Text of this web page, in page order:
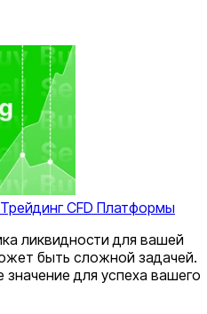
CFD Платформы
ликвидности для вашей
быть сложной задачей.
для успеха вашего